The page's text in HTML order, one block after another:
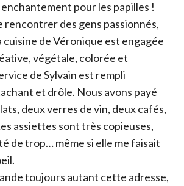
pour les papilles !
rencontrer des gens passionnés,
de Véronique est engagée
végétale, colorée et
de Sylvain est rempli
et drôle. Nous avons payé
deux verres de vin, deux cafés,
assiettes sont très copieuses,
de trop… même si elle me faisait
toujours autant cette adresse,